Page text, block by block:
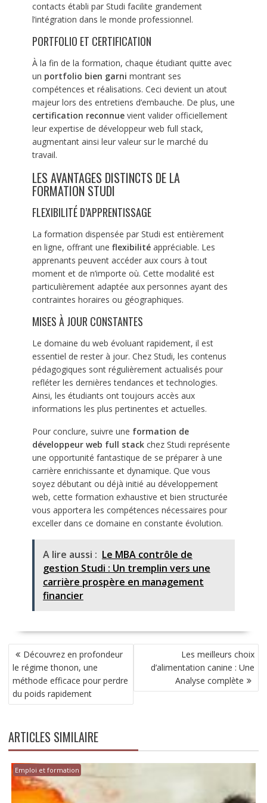
contacts établi par Studi facilite grandement
l’intégration dans le monde professionnel.
PORTFOLIO ET CERTIFICATION
À la fin de la formation, chaque étudiant quitte avec
un portfolio bien garni montrant ses
compétences et réalisations. Ceci devient un atout
majeur lors des entretiens d’embauche. De plus, une
certification reconnuevient valider officiellement
leur expertise de développeur web full stack,
augmentant ainsi leur valeur sur le marché du
travail.
LES AVANTAGES DISTINCTS DE LA
FORMATION STUDI
FLEXIBILITÉ D’APPRENTISSAGE
La formation dispensée par Studi est entièrement
en ligne, offrant une flexibilitéappréciable. Les
apprenants peuvent accéder aux cours à tout
moment et de n’importe où. Cette modalité est
particulièrement adaptée aux personnes ayant des
contraintes horaires ou géographiques.
MISES À JOUR CONSTANTES
Le domaine du web évoluant rapidement, il est
essentiel de rester à jour. Chez Studi, les contenus
pédagogiques sont régulièrement actualisés pour
refléter les dernières tendances et technologies.
Ainsi, les étudiants ont toujours accès aux
informations les plus pertinentes et actuelles.
Pour conclure, suivre une formation de
développeur web full stackchez Studi représente
une opportunité fantastique de se préparer à une
carrière enrichissante et dynamique. Que vous
soyez débutant ou déjà initié au développement
web, cette formation exhaustive et bien structurée
vous apportera les compétences nécessaires pour
exceller dans ce domaine en constante évolution.
A lire aussi : Le MBA contrôle de
gestion Studi : Un tremplin vers une
carrière prospère en management
financier
NAVIGATION
DE
L’ARTICLE
Découvrez en profondeur
le régime thonon, une
méthode efficace pour perdre
du poids rapidement
Les meilleurs choix
d’alimentation canine : Une
Analyse complète
ARTICLES SIMILAIRE
Emploi et formation